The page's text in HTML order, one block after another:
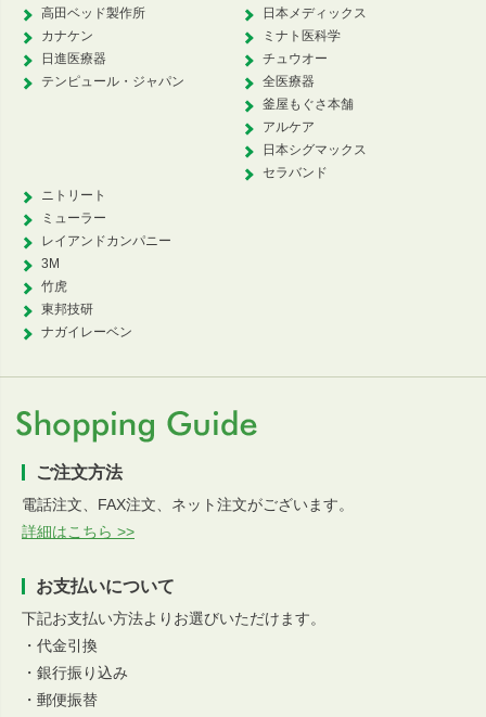
高田ベッド製作所
カナケン
日進医療器
テンピュール・ジャパン
日本メディックス
ミナト医科学
チュウオー
全医療器
釜屋もぐさ本舗
アルケア
日本シグマックス
セラバンド
ニトリート
ミューラー
レイアンドカンパニー
3M
竹虎
東邦技研
ナガイレーベン
ご注文方法
電話注文、FAX注文、ネット注文がございます。
詳細はこちら >>
お支払いについて
下記お支払い方法よりお選びいただけます。
・代金引換
・銀行振り込み
・郵便振替